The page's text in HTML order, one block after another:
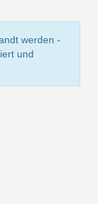
werden -
und